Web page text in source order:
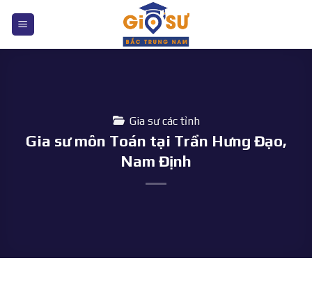
nội
Gia sư các tỉnh
Gia sư môn Toán tại Trần Hưng Đạo,
Nam Định